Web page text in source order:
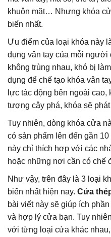
khuôn mặt… Nhưng khóa
biến nhất.
Ưu điểm của loại khóa này
dụng vân tay của mỗi người
không trùng nhau, khó bị
dụng để chế tạo khóa vân
lực tác động bên ngoài
tượng cậy phá, khóa sẽ
Tuy nhiên, dòng khóa cửa
có sản phẩm lên đến gần
này chỉ thích hợp với các
hoặc những nơi cần có chế
Như vậy, trên đây là 3 loại
biến nhất hiện nay. Cửa
bài viết này sẽ giúp ích
và hợp lý cửa bạn. Tuy
với từng loại cửa khác